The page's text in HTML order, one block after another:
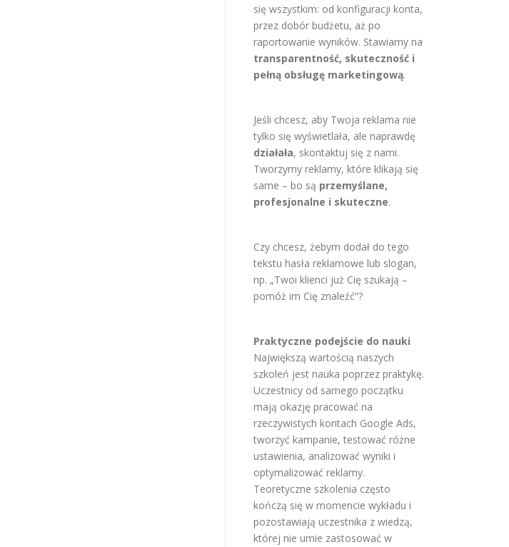
się wszystkim: od konfiguracji konta,
przez dobór budżetu, aż po
raportowanie wyników. Stawiamy na
transparentność, skuteczność i
pełną obsługę marketingową.
Jeśli chcesz, aby Twoja reklama nie
tylko się wyświetlała, ale naprawdę
działała, skontaktuj się z nami.
Tworzymy reklamy, które klikają się
same – bo są przemyślane,
profesjonalne i skuteczne.
Czy chcesz, żebym dodał do tego
tekstu hasła reklamowe lub slogan,
np. „Twoi klienci już Cię szukają –
pomóż im Cię znaleźć”?
Praktyczne podejście do nauki
Największą wartością naszych
szkoleń jest nauka poprzez praktykę.
Uczestnicy od samego początku
mają okazję pracować na
rzeczywistych kontach Google Ads,
tworzyć kampanie, testować różne
ustawienia, analizować wyniki i
optymalizować reklamy.
Teoretyczne szkolenia często
kończą się w momencie wykładu i
pozostawiają uczestnika z wiedzą,
której nie umie zastosować w